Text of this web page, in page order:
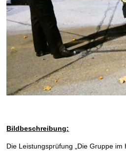
Bildbeschreibung:
Die Leistungsprüfung „Die Gruppe im